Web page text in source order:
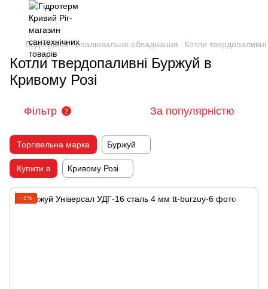
Водогрійне і опалювальне обладнання Котли твердопаливні
Котли твердопаливні Буржуй в
Кривому Розі
Фільтр 2 За популярністю
Торгівельна марка Буржуй
Купити в Кривому Розі
−1%